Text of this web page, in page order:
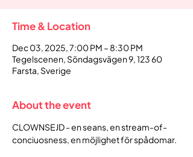
Time & Location
Dec 03, 2025, 7:00 PM – 8:30 PM
Tegelscenen, Söndagsvägen 9, 123 60
Farsta, Sverige
About the event
CLOWNSEJD - en seans, en stream-of-
conciuosness, en möjlighet för spådomar.